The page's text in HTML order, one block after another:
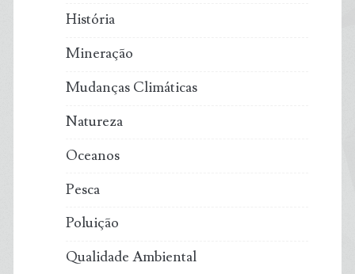
História
Mineração
Mudanças Climáticas
Natureza
Oceanos
Pesca
Poluição
Qualidade Ambiental